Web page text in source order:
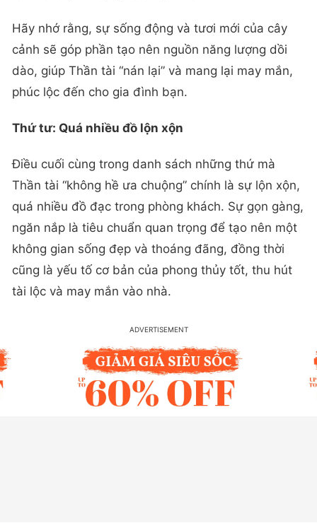
Hãy nhớ rằng, sự sống động và tươi mới của cây
cảnh sẽ góp phần tạo nên nguồn năng lượng dồi
dào, giúp Thần tài “nán lại” và mang lại may mắn,
phúc lộc đến cho gia đình bạn.
Thứ tư: Quá nhiều đồ lộn xộn
Điều cuối cùng trong danh sách những thứ mà
Thần tài “không hề ưa chuộng” chính là sự lộn xộn,
quá nhiều đồ đạc trong phòng khách. Sự gọn gàng,
ngăn nắp là tiêu chuẩn quan trọng để tạo nên một
không gian sống đẹp và thoáng đãng, đồng thời
cũng là yếu tố cơ bản của phong thủy tốt, thu hút
tài lộc và may mắn vào nhà.